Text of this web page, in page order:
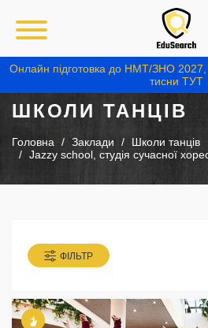
Онлайн підготовка до НМТ/ЗНО 2027,
тисни ТУТ
ШКОЛИ ТАНЦІВ
Головна Заклади
Школи танців
Jazzy school, студія сучасної
ФІЛЬТР